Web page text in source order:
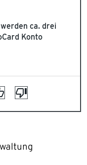
ca. drei
Konto